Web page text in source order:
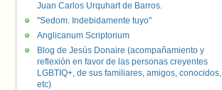
Juan Carlos Urquhart de Barros.
"Sedom. Indebidamente tuyo"
Anglicanum Scriptorium
Blog de Jesús Donaire (acompañamiento y
reflexión en favor de las personas creyentes
LGBTIQ+, de sus familiares, amigos, conocidos,
etc)